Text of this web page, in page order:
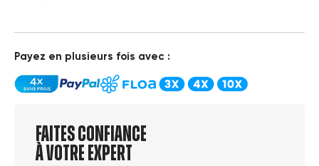
Payez en plusieurs fois avec :
Faites confiance
à votre expert